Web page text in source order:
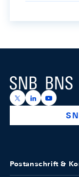
Logo
https://x.com/
https://
Postanschrift &